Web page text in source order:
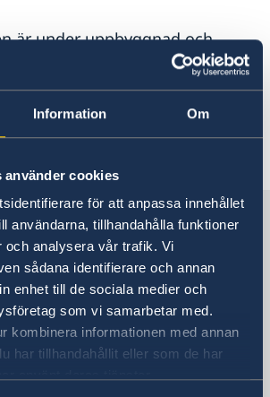
Information Om
använder cookies
för att anpassa innehållet
användarna, tillhandahålla funktioner
och analysera vår trafik. Vi
sådana identifierare och annan
enhet till de sociala medier och
som vi samarbetar med.
kombinera informationen med annan
har tillhandahållit eller som de har
är under uppbyggnad och
bra i de större städerna. New
Washington DC har väl
och